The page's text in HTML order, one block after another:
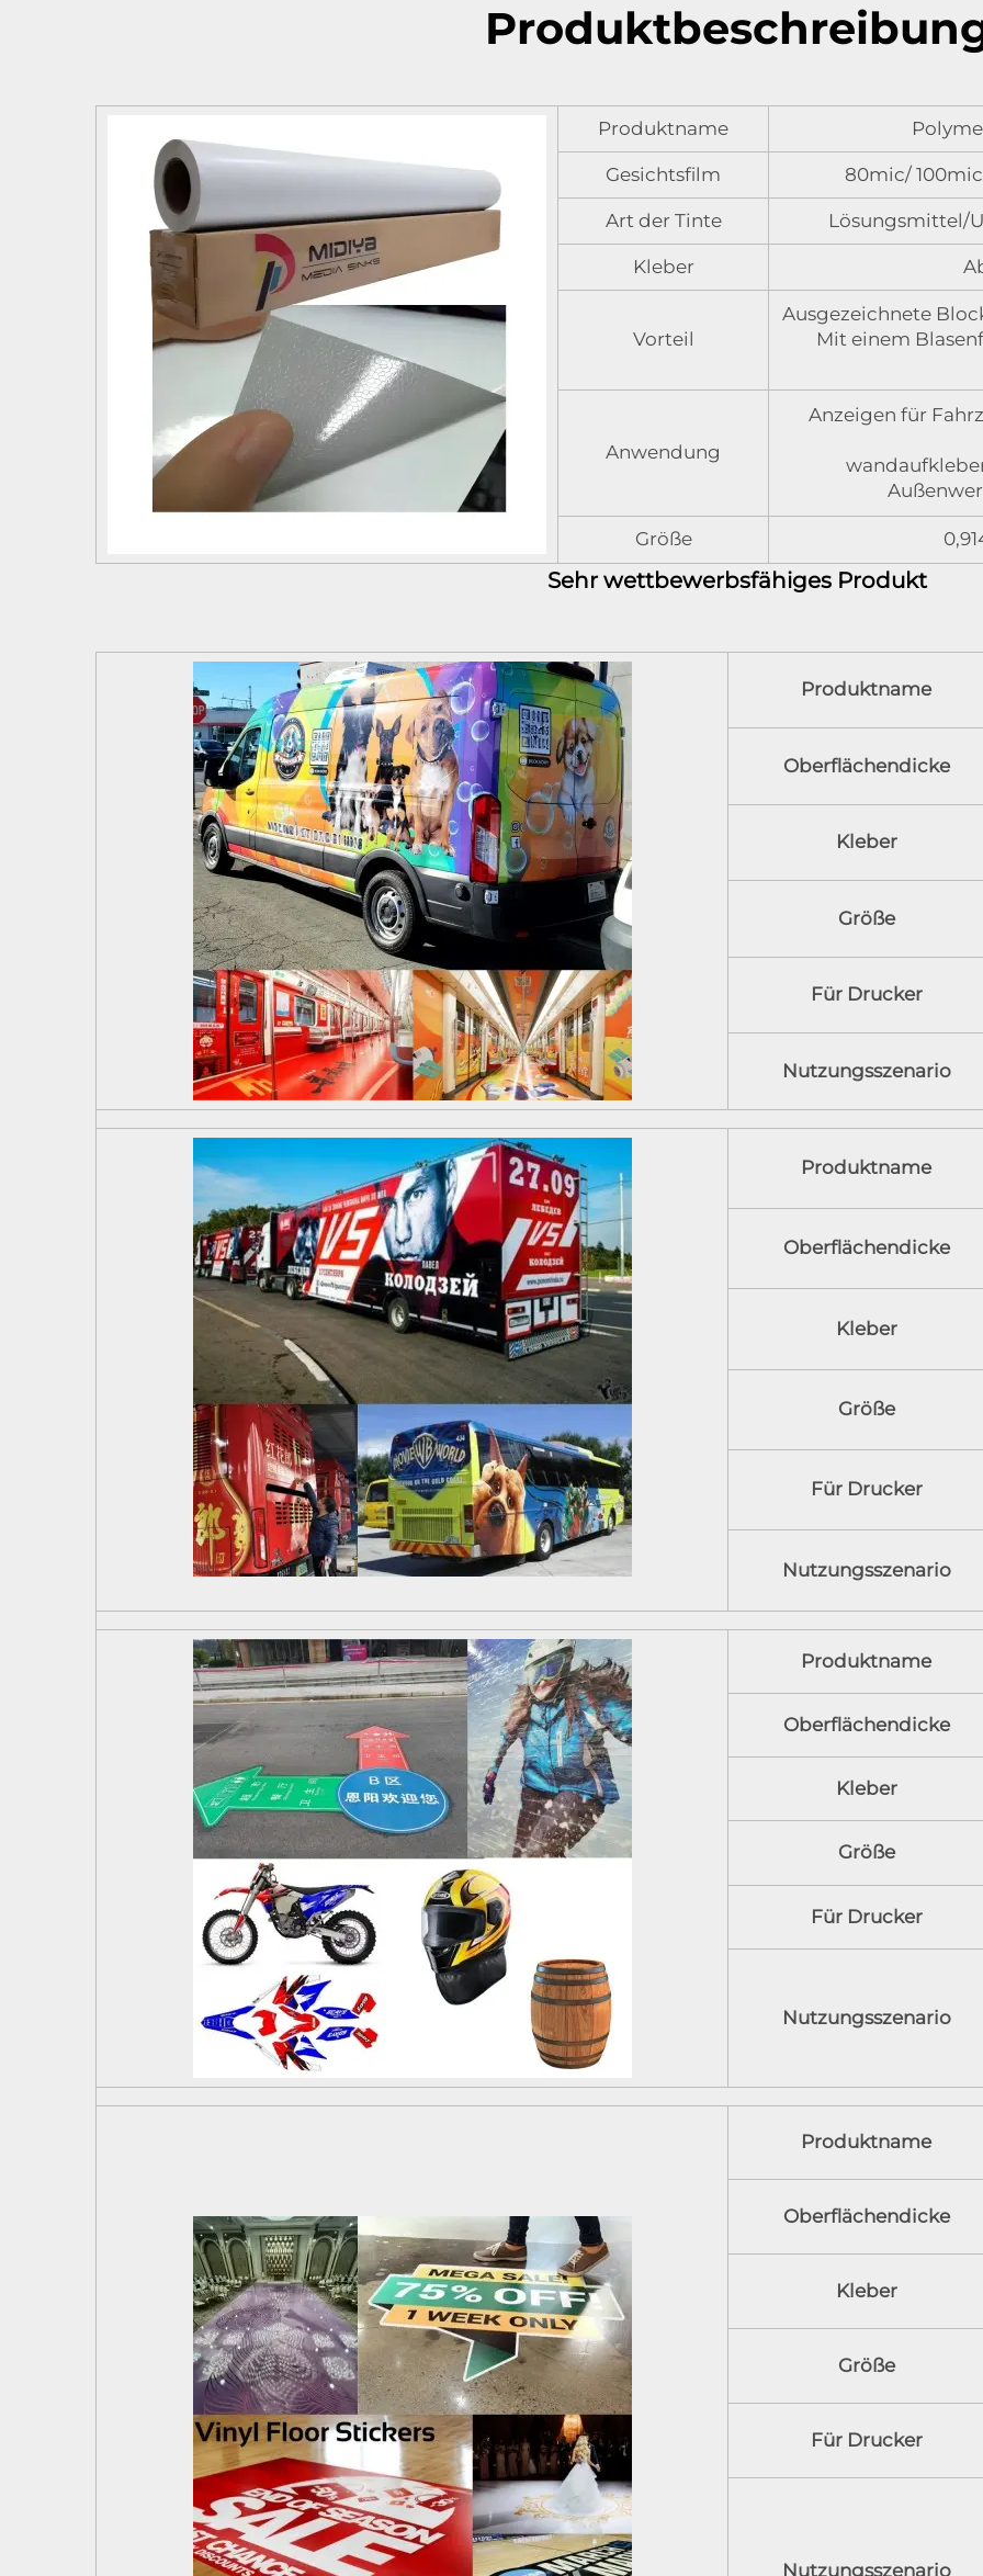
Produktname
Gesichtsfilm 80mic/
Art der Tinte Lösungsmittel/
Kleber
Vorteil
Ausgezeichnete
Mit einem
Anwendung
Anzeigen für
Größe
Sehr wettbewerbsfähiges Produkt
Produktname
Oberflächendicke
Kleber
Größe
Für Drucker
Nutzungsszenario
Produktname
Oberflächendicke
Kleber
Größe
Für Drucker
Nutzungsszenario
Produktname
Oberflächendicke
Kleber
Größe
Für Drucker
Nutzungsszenario
Produktname
Oberflächendicke
Kleber
Größe
Für Drucker
Nutzungsszenario